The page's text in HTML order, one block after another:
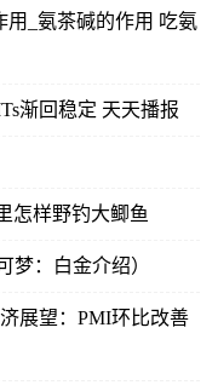
_氨茶碱的作用 吃氨
渐回稳定 天天播报
怎样野钓大鲫鱼
梦：白金介绍）
展望：PMI环比改善